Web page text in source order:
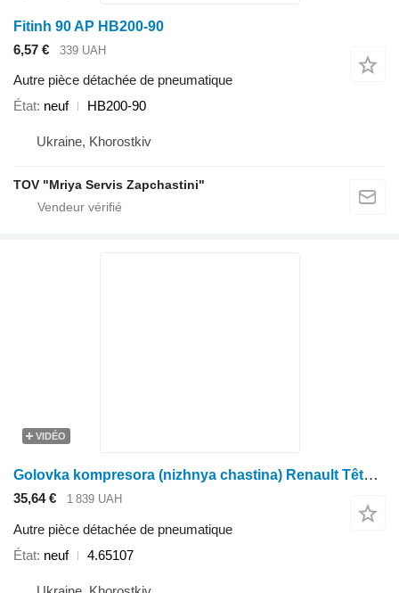
Fitinh 90 AP HB200-90
6,57 €
339 UAH
Autre pièce détachée de pneumatique
État neuf HB200-90
Ukraine, Khorostkiv
TOV "Mriya Servis Zapchastini"
VIDÉO
Golovka kompresora (nizhnya chastina) Renault Tête de compresseur (partie inférieure) 4.65107
35,64 € 1 839 UAH
Autre pièce détachée de pneumatique
État neuf 4.65107